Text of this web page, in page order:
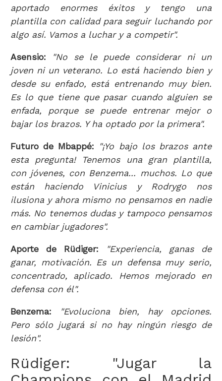
aportado enormes éxitos y tengo una
plantilla con calidad para seguir luchando por
algo así. Vamos a luchar y a competir".
Asensio:
"No se le puede considerar ni un
joven ni un veterano. Lo está haciendo bien y
desde su enfado, está entrenando muy bien.
Es lo que tiene que pasar cuando alguien se
enfada, porque se puede entrenar mejor o
bajar los brazos. Y ha optado por la primera".
Futuro de Mbappé:
"¡Yo bajo los brazos ante
esta pregunta! Tenemos una gran plantilla,
con jóvenes, con Benzema... muchos. Lo que
están haciendo Vinicius y Rodrygo nos
ilusiona y ahora mismo no pensamos en nadie
más. No tenemos dudas y tampoco pensamos
en cambiar jugadores".
Aporte de Rüdiger:
"Experiencia, ganas de
ganar, motivación. Es un defensa muy serio,
concentrado, aplicado. Hemos mejorado en
defensa con él".
Benzema:
"Evoluciona bien, hay opciones.
Pero sólo jugará si no hay ningún riesgo de
lesión".
Rüdiger: "Jugar la